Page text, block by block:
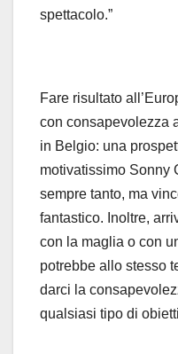
spettacolo.”
Fare risultato
con consapevolezza
in Belgio: una
motivatissimo Sonny
sempre tanto, ma
fantastico. Inoltre,
con la maglia o con
potrebbe allo stesso
darci la
qualsiasi tipo di